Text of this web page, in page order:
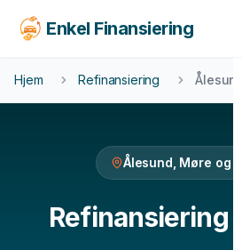
Enkel Finansiering
Hjem Refinansiering Ålesund
Ålesund Møre og
Refinansiering